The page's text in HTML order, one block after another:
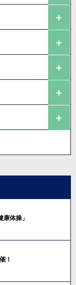
康体操」
！